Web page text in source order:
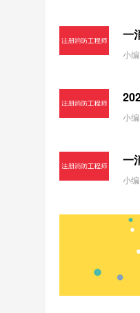
一
小
小
一
小